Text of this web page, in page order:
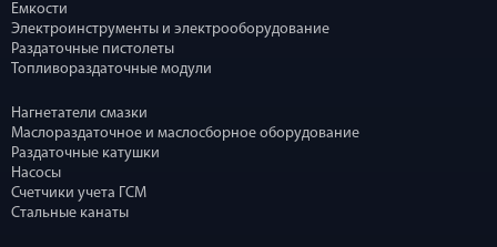
Емкости
Электроинструменты и электрооборудование
Раздаточные пистолеты
Топливораздаточные модули
Нагнетатели смазки
Маслораздаточное и маслосборное оборудование
Раздаточные катушки
Насосы
Счетчики учета ГСМ
Стальные канаты